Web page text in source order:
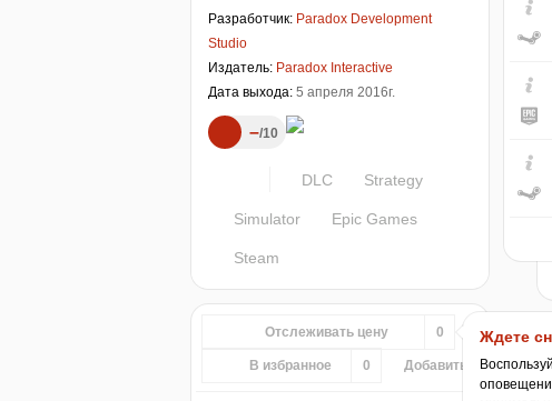
Разработчик: Paradox Development
Studio
Издатель: Paradox Interactive
Дата выхода: 5 апреля 2016г.
– 10
DLC Strategy
Simulator Epic Games
Steam
Отслеживать цену 0
В избранное 0 Добавить...
Ждете